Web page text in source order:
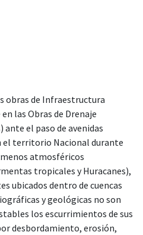
obras de Infraestructura
las Obras de Drenaje
el paso de avenidas
el territorio Nacional durante
atmosféricos
tropicales y Huracanes),
ubicados dentro de cuencas
y geológicas no son
los escurrimientos de sus
desbordamiento, erosión,